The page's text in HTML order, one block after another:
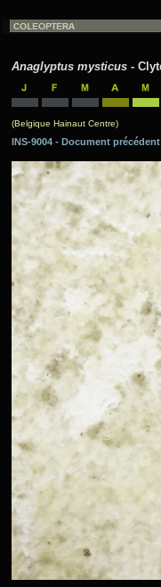
Anaglyptus mysticus -
(Belgique Hainaut Centre)
INS-9004 - Document